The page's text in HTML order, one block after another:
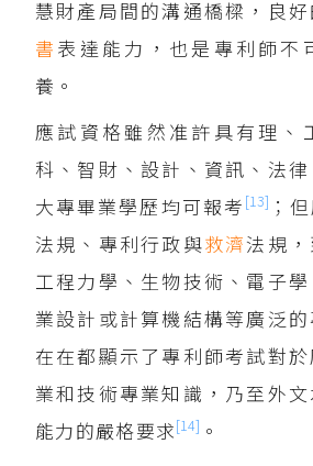
慧財產局間的溝通橋樑，良
書 表達能力，也是專利師不
養。
應試資格雖然准許具有理、
科、智財、設計、資訊、法
大專畢業學歷均可報考 [13] ；
法規、專利行政與救濟法規
工程力學、生物技術、電子
業設計或計算機結構等廣泛的
在在都顯示了專利師考試對
業和技術專業知識，乃至外
能力的嚴格要求[14] 。